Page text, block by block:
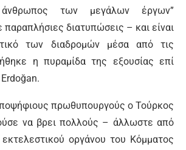
των μεγάλων έργων”
παραπλήσιες διατυπώσεις – και είναι
των διαδρομών μέσα από τις
η πυραμίδα της εξουσίας επί
πρωθυπουργούς ο Τούρκος
να βρει πολλούς – άλλωστε από
οργάνου του Κόμματος